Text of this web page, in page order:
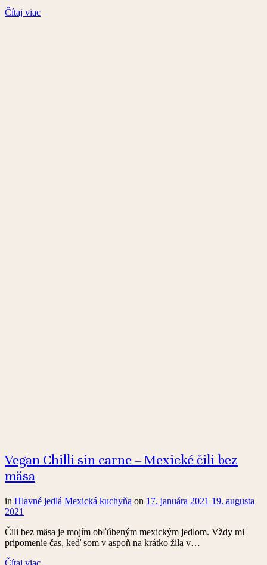
Čítaj viac
Vegan Chilli sin carne – Mexické čili bez
mäsa
in Hlavné jedlá Mexická kuchyňa on 17. januára 2021 19. augusta
2021
Čili bez mäsa je mojím obľúbeným mexickým jedlom. Vždy mi
pripomenie čas, keď som v aspoň na krátko žila v…